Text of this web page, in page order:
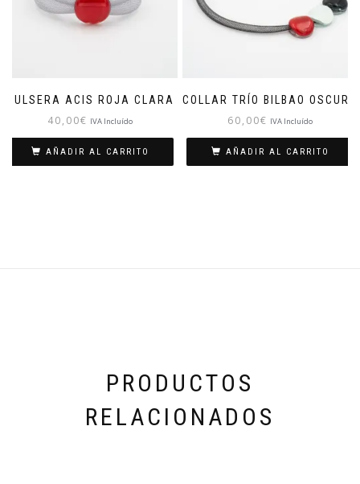
PULSERA ACIS ROJA CLARA
40,00€ IVA Incluído
AÑADIR AL CARRITO
COLLAR TRÍO BILBAO OSCURO
60,00€ IVA Incluído
AÑADIR AL CARRITO
PRODUCTOS
RELACIONADOS